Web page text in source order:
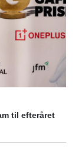
til efteråret